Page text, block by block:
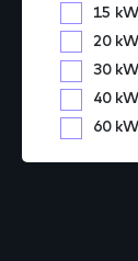
15 kW
20 kW
30 kW
40 kW
60 kW